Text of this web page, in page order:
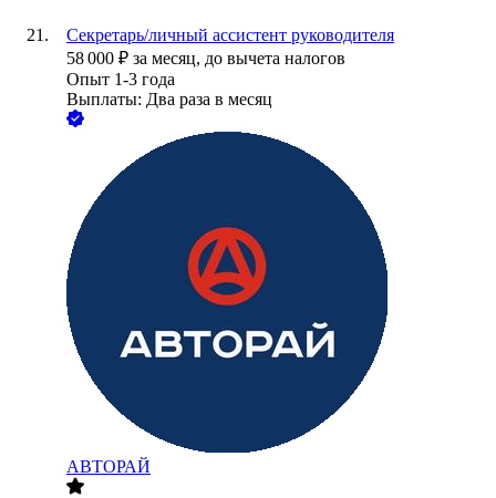
Секретарь/личный ассистент руководителя
58 000 ₽ за месяц, до вычета налогов
Опыт 1-3 года
Выплаты: Два раза в месяц
АВТОРАЙ